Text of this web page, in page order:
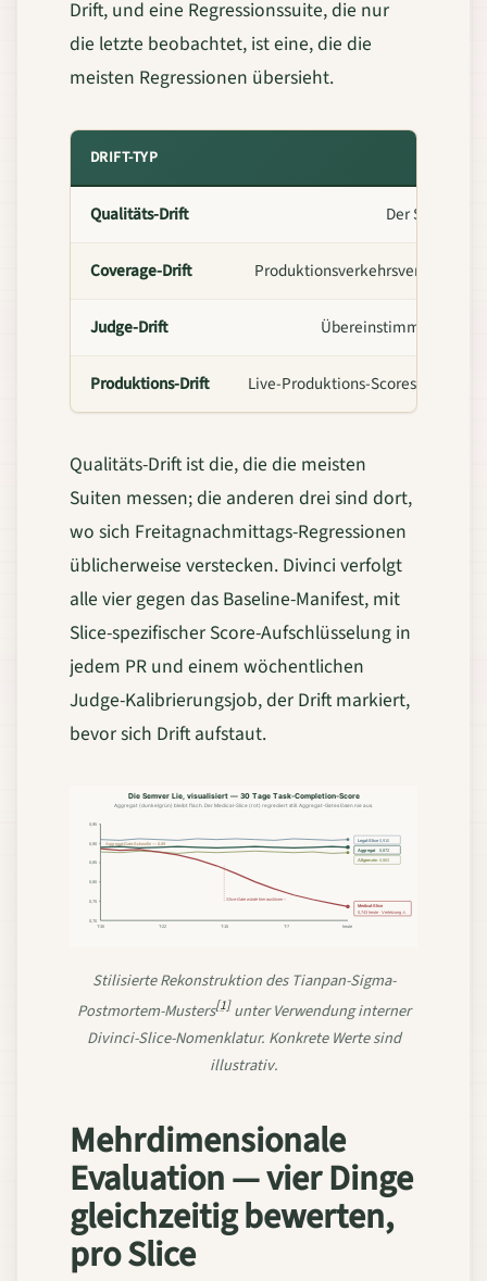
Drift, und eine Regressionssuite, die nur
die letzte beobachtet, ist eine, die die
meisten Regressionen übersieht.
DRIFT-TYP
Qualitäts-Drift Der Score
Coverage-Drift Produktionsverkehrsverteilung
Judge-Drift Übereinstimmung des
Produktions-Drift Live-Produktions-Scores vs.
Qualitäts-Drift ist die, die die meisten
Suiten messen; die anderen drei sind dort,
wo sich Freitagnachmittags-Regressionen
üblicherweise verstecken. Divinci verfolgt
alle vier gegen das Baseline-Manifest, mit
Slice-spezifischer Score-Aufschlüsselung in
jedem PR und einem wöchentlichen
Judge-Kalibrierungsjob, der Drift markiert,
bevor sich Drift aufstaut.
Die Semver Lie, visualisiert — 30 Tage Task-Completion-Score
Aggregat (dunkelgrün) bleibt flach. Der Medical-Slice (rot) regrediert still. Aggregat-Gates lösen nie aus.
0,95
0,90
0,85
0,80
0,75
0,70
T-30
T-22 T-15 T-7 heute
Aggregat-Gate-Schwelle — 0,89
Legal-Slice 0,910
Aggregat
0,872
Allgemein 0,863
Medical-Slice
0,743 heute · Verletzung ⚠
Slice-Gate würde hier auslösen ↑
Stilisierte Rekonstruktion des Tianpan-Sigma-
Postmortem-Musters[1]unter Verwendung interner
Divinci-Slice-Nomenklatur. Konkrete Werte sind
illustrativ.
Mehrdimensionale
Evaluation — vier Dinge
gleichzeitig bewerten,
pro Slice